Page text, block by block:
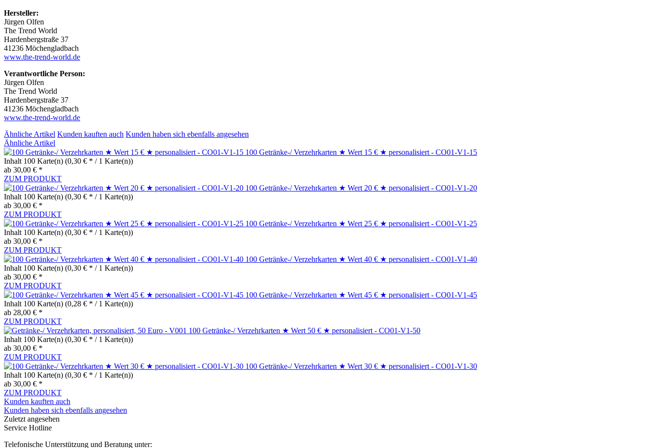
Hersteller:
Jürgen Olfen
The Trend World
Hardenbergstraße 37
41236 Möchengladbach
www.the-trend-world.de
Verantwortliche Person:
Jürgen Olfen
The Trend World
Hardenbergstraße 37
41236 Möchengladbach
www.the-trend-world.de
Ähnliche Artikel Kunden kauften auch Kunden haben sich ebenfalls angesehen
Ähnliche Artikel
100 Getränke-/ Verzehrkarten ★ Wert 15 € ★ personalisiert - CO01-V1-15
Inhalt 100 Karte(n) (0,30 € * / 1 Karte(n))
ab 30,00 € *
ZUM PRODUKT
100 Getränke-/ Verzehrkarten ★ Wert 20 € ★ personalisiert - CO01-V1-20
Inhalt 100 Karte(n) (0,30 € * / 1 Karte(n))
ab 30,00 € *
ZUM PRODUKT
100 Getränke-/ Verzehrkarten ★ Wert 25 € ★ personalisiert - CO01-V1-25
Inhalt 100 Karte(n) (0,30 € * / 1 Karte(n))
ab 30,00 € *
ZUM PRODUKT
100 Getränke-/ Verzehrkarten ★ Wert 40 € ★ personalisiert - CO01-V1-40
Inhalt 100 Karte(n) (0,30 € * / 1 Karte(n))
ab 30,00 € *
ZUM PRODUKT
100 Getränke-/ Verzehrkarten ★ Wert 45 € ★ personalisiert - CO01-V1-45
Inhalt 100 Karte(n) (0,28 € * / 1 Karte(n))
ab 28,00 € *
ZUM PRODUKT
100 Getränke-/ Verzehrkarten ★ Wert 50 € ★ personalisiert - CO01-V1-50
Inhalt 100 Karte(n) (0,30 € * / 1 Karte(n))
ab 30,00 € *
ZUM PRODUKT
100 Getränke-/ Verzehrkarten ★ Wert 30 € ★ personalisiert - CO01-V1-30
Inhalt 100 Karte(n) (0,30 € * / 1 Karte(n))
ab 30,00 € *
ZUM PRODUKT
Kunden kauften auch
Kunden haben sich ebenfalls angesehen
Zuletzt angesehen
Service Hotline
Telefonische Unterstützung und Beratung unter: